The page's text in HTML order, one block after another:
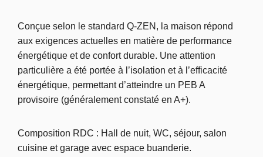
Conçue selon le standard Q-ZEN, la maison répond
aux exigences actuelles en matière de performance
énergétique et de confort durable. Une attention
particulière a été portée à l’isolation et à l’efficacité
énergétique, permettant d’atteindre un PEB A
provisoire (généralement constaté en A+).
Composition RDC : Hall de nuit, WC, séjour, salon
cuisine et garage avec espace buanderie.